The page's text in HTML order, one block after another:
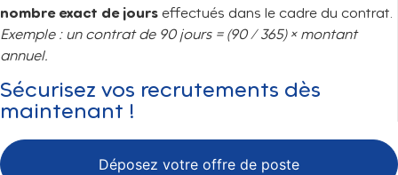
nombre exact de jours effectués dans le cadre du contrat.
Exemple : un contrat de 90 jours = (90 / 365) × montant
annuel.
Sécurisez vos recrutements dès
maintenant !
Déposez votre offre de poste